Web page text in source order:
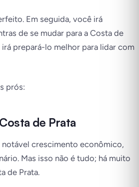
Em seguida, você irá
de se mudar para a Costa de
irá prepará-lo melhor para lidar com
prós:
de Prata
notável crescimento econômico,
Mas isso não é tudo; há muito
de Prata.